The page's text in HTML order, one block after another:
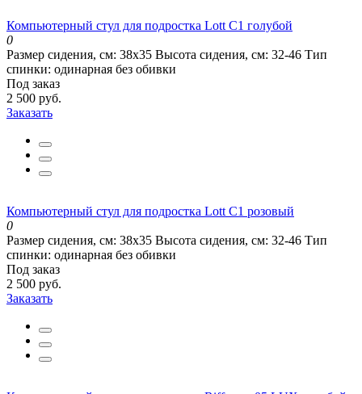
Компьютерный стул для подростка Lott С1 голубой
0
Размер сидения, см: 38х35 Высота сидения, см: 32-46 Тип
спинки: одинарная без обивки
Под заказ
2 500 руб.
Заказать
Компьютерный стул для подростка Lott С1 розовый
0
Размер сидения, см: 38х35 Высота сидения, см: 32-46 Тип
спинки: одинарная без обивки
Под заказ
2 500 руб.
Заказать